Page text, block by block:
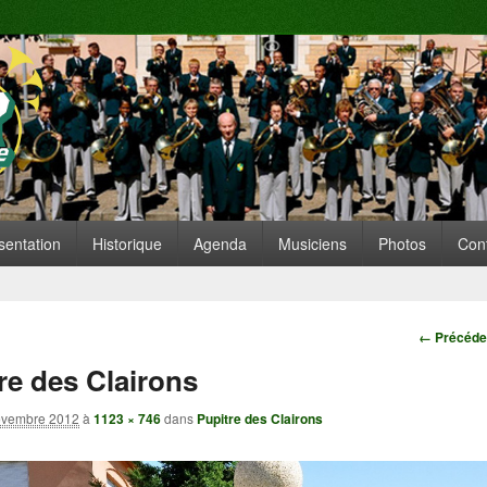
de Replonges
SITUÉE À REPLONGES (AIN)
secondaire Historique Agenda Musiciens Photos
←
des Clairons
2012 à1123 × 746dans Pupitre des Clairons